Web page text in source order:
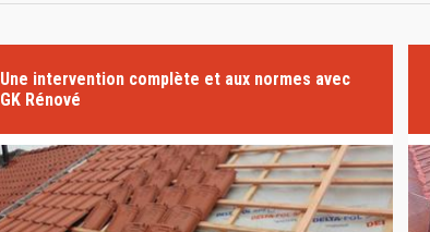
Une intervention complète et aux normes avec
GK Rénové